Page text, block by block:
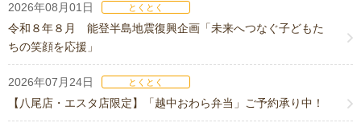
2026年08月01日 とくとく
令和８年８月 能登半島地震復興企画「未来へつなぐ子どもた
ちの笑顔を応援」
2026年07月24日 とくとく
【八尾店・エスタ店限定】「越中おわら弁当」ご予約承り中！